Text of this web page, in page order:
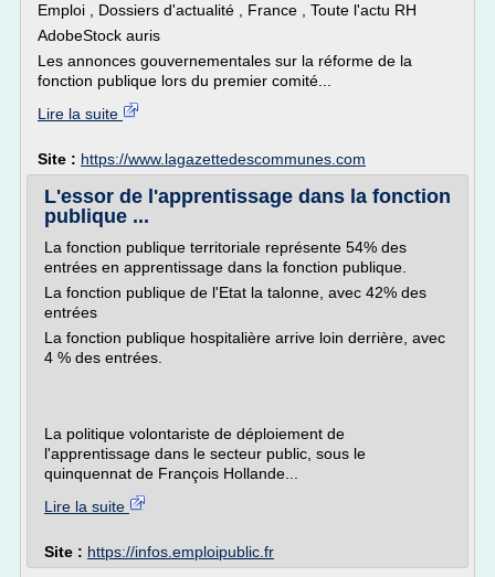
Emploi , Dossiers d'actualité , France , Toute l'actu RH
AdobeStock auris
Les annonces gouvernementales sur la réforme de la
fonction publique lors du premier comité...
Lire la suite
Site : https://www.lagazettedescommunes.com
L'essor de l'apprentissage dans la fonction
publique ...
La fonction publique territoriale représente 54% des
entrées en apprentissage dans la fonction publique.
La fonction publique de l'Etat la talonne, avec 42% des
entrées
La fonction publique hospitalière arrive loin derrière, avec
4 % des entrées.
La politique volontariste de déploiement de
l'apprentissage dans le secteur public, sous le
quinquennat de François Hollande...
Lire la suite
Site : https://infos.emploipublic.fr